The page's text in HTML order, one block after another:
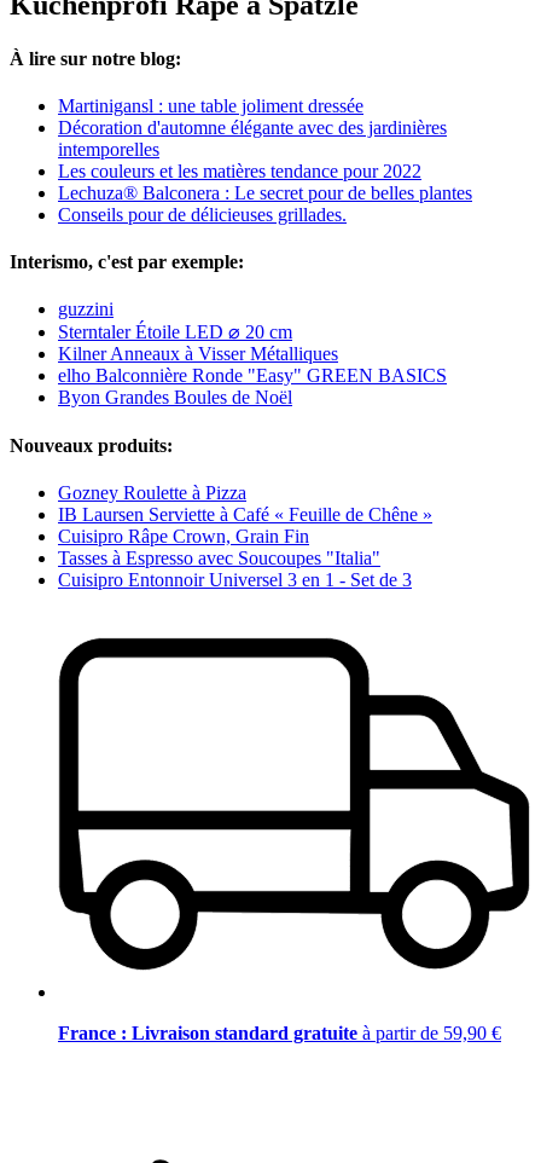
À lire sur notre blog:
Martinigansl : une table joliment dressée
Décoration d'automne élégante avec des jardinières
intemporelles
Les couleurs et les matières tendance pour 2022
Lechuza® Balconera : Le secret pour de belles plantes
Conseils pour de délicieuses grillades.
Interismo, c'est par exemple:
guzzini
Sterntaler Étoile LED ⌀ 20 cm
Kilner Anneaux à Visser Métalliques
elho Balconnière Ronde "Easy" GREEN BASICS
Byon Grandes Boules de Noël
Nouveaux produits:
Gozney Roulette à Pizza
IB Laursen Serviette à Café « Feuille de Chêne »
Cuisipro Râpe Crown, Grain Fin
Tasses à Espresso avec Soucoupes "Italia"
Cuisipro Entonnoir Universel 3 en 1 - Set de 3
France : Livraison standard gratuite à partir de 59,90 €